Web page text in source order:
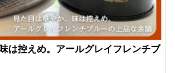
は控えめ。アールグレイフレンチブ